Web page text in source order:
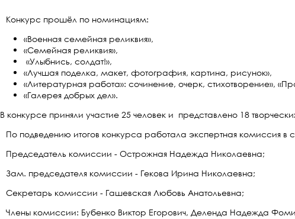
Конкурс прошёл по номинациям:
«Военная семейная реликвия»,
«Семейная реликвия»,
«Улыбнись, солдат!»,
«Лучшая поделка, макет, фотография, картина, рисунок»,
«Литературная работа»: сочинение, очерк, стихотворение»,
«Галерея добрых дел».
В конкурсе приняли участие 25 человек и представлено 18
По подведению итогов конкурса работала экспертная комиссия в
Председатель комиссии - Острожная Надежда Николаевна;
Зам. председателя комиссии - Гекова Ирина Николаевна;
Секретарь комиссии - Гашевская Любовь Анатольевна;
Члены комиссии: Бубенко Виктор Егорович, Деленда Надежда